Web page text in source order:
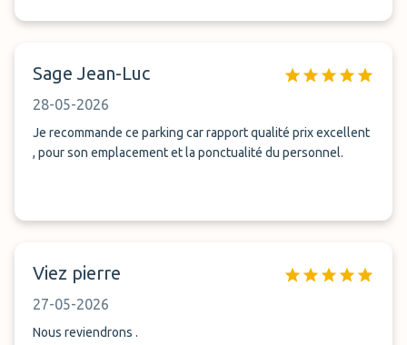
Sage Jean-Luc
28-05-2026
Je recommande ce parking car rapport qualité prix excellent
, pour son emplacement et la ponctualité du personnel.
Viez pierre
27-05-2026
Nous reviendrons .